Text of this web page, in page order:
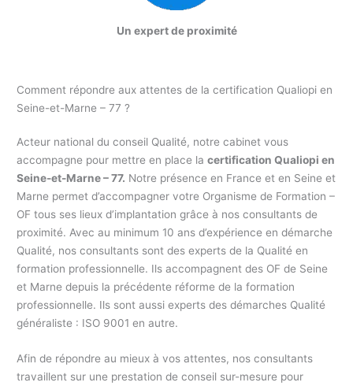
Un expert de proximité
Comment répondre aux attentes de la certification Qualiopi en
Seine-et-Marne – 77 ?
Acteur national du conseil Qualité, notre cabinet vous
accompagne pour mettre en place lacertification Qualiopi en
Seine-et-Marne – 77. Notre présence en France et en Seine et
Marne permet d’accompagner votre Organisme de Formation –
OF tous ses lieux d’implantation grâce à nos consultants de
proximité. Avec au minimum 10 ans d’expérience en démarche
Qualité, nos consultants sont des experts de la Qualité en
formation professionnelle. Ils accompagnent des OF de Seine
et Marne depuis la précédente réforme de la formation
professionnelle. Ils sont aussi experts des démarches Qualité
généraliste : ISO 9001 en autre.
Afin de répondre au mieux à vos attentes, nos consultants
travaillent sur une prestation de conseil sur-mesure pour